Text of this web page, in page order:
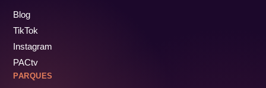
Blog
TikTok
Instagram
PACtv
PARQUES